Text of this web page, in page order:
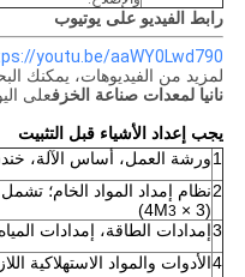
رابط الفيديو على يوتيوب
youtu.be/aaWY0Lwd790
لمزيد من الفيديوهات، يمكنك
نانيا لمعدات صناعة الخزفعلى
يجب إعداد الأشياء قبل التثبيت
1ورشة العمل، أساس الآلة،
2نظام إمداد المواد الخام؛
(3 × 4M
3
)
3إمدادات الطاقة، إمدادات
4الأدوات والمواد الاستهلاكية